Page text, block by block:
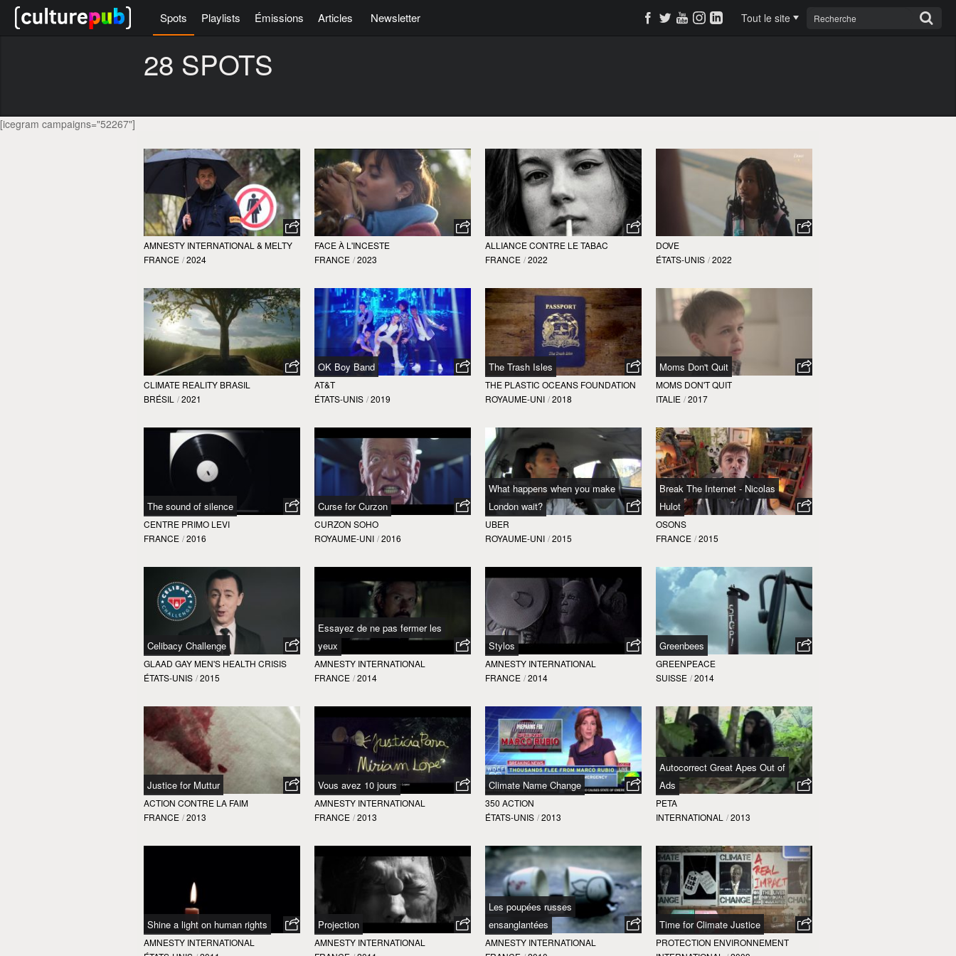
Spots Playlists Émissions Articles Newsletter Tout le site
28 SPOTS
[icegram campaigns="52267"]
AMNESTY INTERNATIONAL & MELTY
FRANCE / 2024
FACE À L'INCESTE
FRANCE / 2023
ALLIANCE CONTRE LE TABAC
FRANCE / 2022
DOVE
ÉTATS-UNIS / 2022
CLIMATE REALITY BRASIL
BRÉSIL / 2021
OK Boy Band
AT&T
ÉTATS-UNIS / 2019
The Trash Isles
THE PLASTIC OCEANS FOUNDATION
ROYAUME-UNI / 2018
Moms Don't Quit
MOMS DON'T QUIT
ITALIE / 2017
The sound of silence
CENTRE PRIMO LEVI
FRANCE / 2016
Curse for Curzon
CURZON SOHO
ROYAUME-UNI / 2016
What happens when you make
London wait?
UBER
ROYAUME-UNI / 2015
Break The Internet - Nicolas
Hulot
OSONS
FRANCE / 2015
Celibacy Challenge
GLAAD GAY MEN'S HEALTH CRISIS
ÉTATS-UNIS / 2015
Essayez de ne pas fermer les
yeux
AMNESTY INTERNATIONAL
FRANCE / 2014
Stylos
AMNESTY INTERNATIONAL
FRANCE / 2014
Greenbees
GREENPEACE
SUISSE / 2014
Justice for Muttur
ACTION CONTRE LA FAIM
FRANCE / 2013
Vous avez 10 jours
AMNESTY INTERNATIONAL
FRANCE / 2013
Climate Name Change
350 ACTION
ÉTATS-UNIS / 2013
Autocorrect Great Apes Out of
Ads
PETA
INTERNATIONAL / 2013
Shine a light on human rights
AMNESTY INTERNATIONAL
Projection
AMNESTY INTERNATIONAL
Les poupées russes
ensanglantées
AMNESTY INTERNATIONAL
Time for Climate Justice
PROTECTION ENVIRONNEMENT